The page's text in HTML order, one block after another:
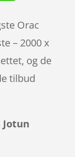
Orac
– 2000 x
og de
tilbud